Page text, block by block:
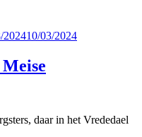
202410/03/2024
daar in het Vrededael